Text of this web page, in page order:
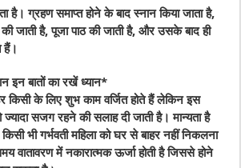
है। ग्रहण समाप्त होने के बाद स्नान किया जाता है,
जाती है, पूजा पाठ की जाती है, और उसके बाद ही
हैं।
इन बातों का रखें ध्यान*
किसी के लिए शुभ काम वर्जित होते हैं लेकिन इस
ज्यादा सजग रहने की सलाह दी जाती है। मान्यता है
भी गर्भवती महिला को घर से बाहर नहीं निकलना
वातावरण में नकारात्मक ऊर्जा होती है जिससे होने